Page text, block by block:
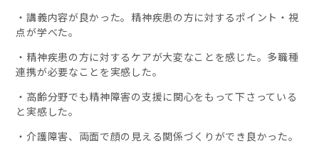
・講義内容が良かった。精神疾患の方に対するポイント・視
点が学べた。
・精神疾患の方に対するケアが大変なことを感じた。多職種
連携が必要なことを実感した。
・高齢分野でも精神障害の支援に関心をもって下さっている
と実感した。
・介護障害、両面で顔の見える関係づくりができ良かった。